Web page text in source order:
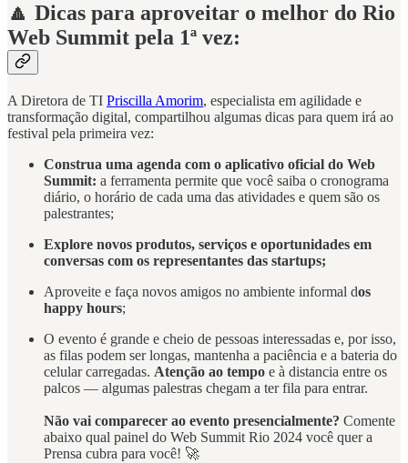
🔼 Dicas para aproveitar o melhor do Rio
Web Summit pela 1ª vez:
A Diretora de TI Priscilla Amorim, especialista em agilidade e
transformação digital, compartilhou algumas dicas para quem irá ao
festival pela primeira vez:
Construa uma agenda com o aplicativo oficial do Web
Summit: a ferramenta permite que você saiba o cronograma
diário, o horário de cada uma das atividades e quem são os
palestrantes;
Explore novos produtos, serviços e oportunidades em
conversas com os representantes das startups;
Aproveite e faça novos amigos no ambiente informal dos
happy hours;
O evento é grande e cheio de pessoas interessadas e, por isso,
as filas podem ser longas, mantenha a paciência e a bateria do
celular carregadas. Atenção ao tempo e à distancia entre os
palcos — algumas palestras chegam a ter fila para entrar.
Não vai comparecer ao evento presencialmente? Comente
abaixo qual painel do Web Summit Rio 2024 você quer a
Prensa cubra para você! 🚀